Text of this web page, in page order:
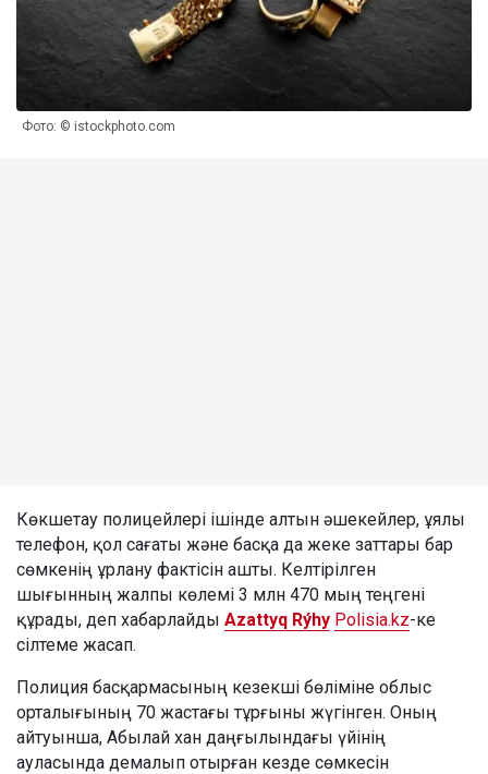
Фото: © istockphoto.com
Көкшетау полицейлері ішінде алтын әшекейлер, ұялы
телефон, қол сағаты және басқа да жеке заттары бар
сөмкенің ұрлану фактісін ашты. Келтірілген
шығынның жалпы көлемі 3 млн 470 мың теңгені
құрады, деп хабарлайды Azattyq Rýhy Polisia.kz-ке
сілтеме жасап.
Полиция басқармасының кезекші бөліміне облыс
орталығының 70 жастағы тұрғыны жүгінген. Оның
айтуынша, Абылай хан даңғылындағы үйінің
ауласында демалып отырған кезде сөмкесін